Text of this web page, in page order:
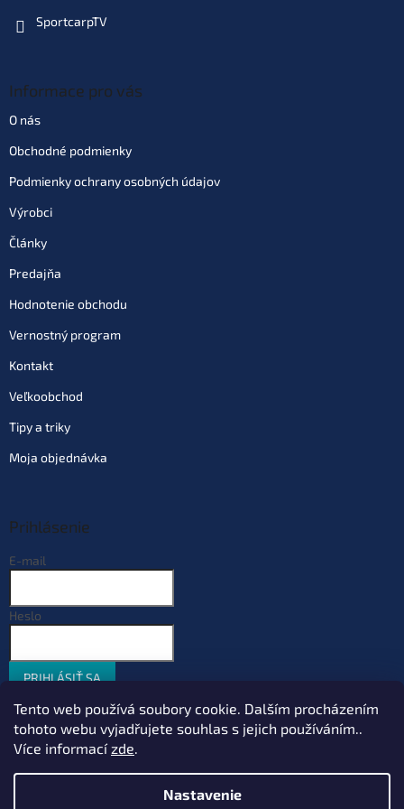
Tento web používá soubory cookie. Dalším procházením
tohoto webu vyjadřujete souhlas s jejich používáním..
Více informacízde.
Nastavenie
SportcarpTV
Informace pro vás
O nás
Obchodné podmienky
Podmienky ochrany osobných údajov
Výrobci
Články
Predajňa
Hodnotenie obchodu
Vernostný program
Kontakt
Veľkoobchod
Tipy a triky
Moja objednávka
Prihlásenie
E-mail
Heslo
PRIHLÁSIŤ SA
Nová registrácia
Zabudnuté heslo